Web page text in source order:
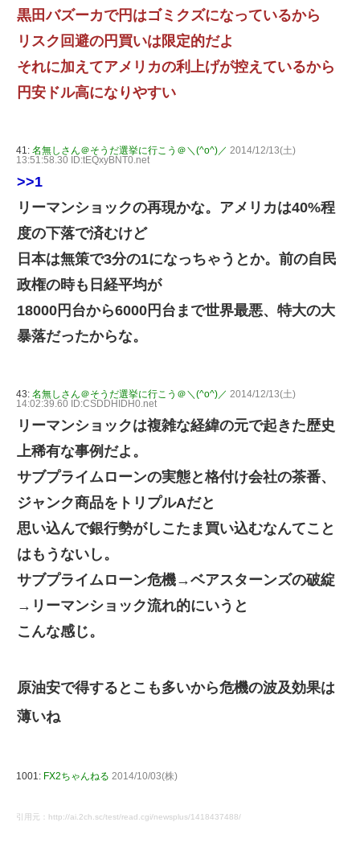
黒田バズーカで円はゴミクズになっているから
リスク回避の円買いは限定的だよ
それに加えてアメリカの利上げが控えているから
円安ドル高になりやすい
41: 名無しさん＠そうだ選挙に行こう＠＼(^o^)／ 2014/12/13(土)
13:51:58.30 ID:tEQxyBNT0.net
>>1
リーマンショックの再現かな。アメリカは40%程
度の下落で済むけど
日本は無策で3分の1になっちゃうとか。前の自民
政権の時も日経平均が
18000円台から6000円台まで世界最悪、特大の大
暴落だったからな。
43: 名無しさん＠そうだ選挙に行こう＠＼(^o^)／ 2014/12/13(土)
14:02:39.60 ID:CSDDHIDH0.net
リーマンショックは複雑な経緯の元で起きた歴史
上稀有な事例だよ。
サブプライムローンの実態と格付け会社の茶番、
ジャンク商品をトリプルAだと
思い込んで銀行勢がしこたま買い込むなんてこと
はもうないし。
サブプライムローン危機→ベアスターンズの破綻
→リーマンショック流れ的にいうと
こんな感じ。
原油安で得するとこも多いから危機の波及効果は
薄いね
1001: FX2ちゃんねる 2014/10/03(株)
引用元：http://ai.2ch.sc/test/read.cgi/newsplus/1418437488/